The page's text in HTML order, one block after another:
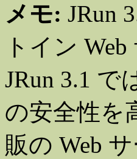
メモ: JRun
トイン
JRun 3.1 で
の安全性を
販の Web